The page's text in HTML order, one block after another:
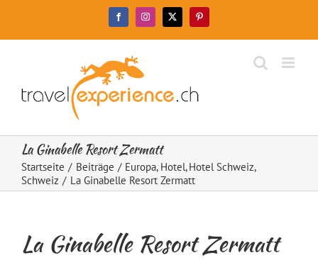
FacebookInstagram
X Pinterest
La Ginabelle Resort Zermatt
Startseite Beiträge Europa Hotel Hotel Schweiz
Schweiz
La Ginabelle Resort Zermatt
La Ginabelle Resort Zermatt